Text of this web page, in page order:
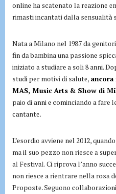
online ha scatenato la reazione
rimasti incantati dalla sensualità
Nata a Milano nel 1987 da
fin da bambina una passione
iniziato a studiare a soli 8 anni.
studi per motivi di salute, ancora
MAS, Music Arts & Show di
paio di anni e cominciando a fare
cantante.
L’esordio avviene nel 2012,
ma il suo pezzo non riesce a
al Festival. Ci riprova l’anno
non riesce a rientrare nella rosa
Proposte. Seguono